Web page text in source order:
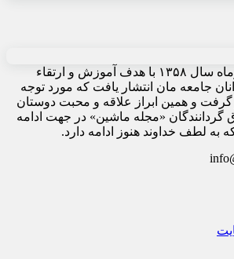
«مجله ماشین» از مهرماه سال ۱۳۵۸ با هدف آموزش و ارتقاء
جامعه مان انتشار یافت که مورد توجه
گرفت و همین ابراز علاقه و محبت دوستان
گردانندگان «مجله ماشین» در جهت ادامه
به لطف خداوند هنوز ادامه دارد.